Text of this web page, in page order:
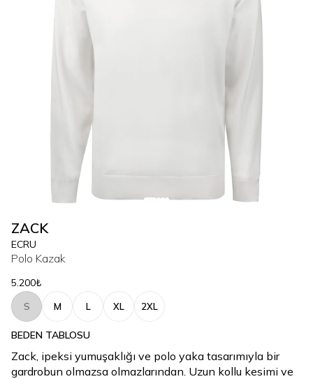
ZACK
ECRU
Polo Kazak
5.200₺
S M L XL 2XL
BEDEN TABLOSU
Zack, ipeksi yumuşaklığı ve polo yaka tasarımıyla bir
gardrobun olmazsa olmazlarından. Uzun kollu kesimi ve